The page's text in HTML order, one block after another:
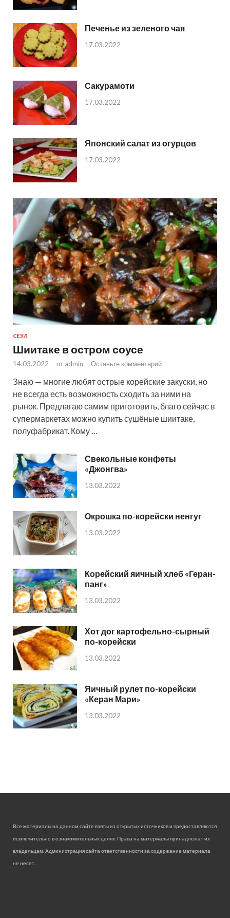
Печенье из зеленого чая
17.03.2022
Сакурамоти
17.03.2022
Японский салат из огурцов
17.03.2022
СЕУЛ
Шиитаке в остром соусе
14.03.2022 - от admin - Оставьте комментарий
Знаю — многие любят острые корейские закуски, но
не всегда есть возможность сходить за ними на
рынок. Предлагаю самим приготовить, благо сейчас в
супермаркетах можно купить сушёные шиитаке,
полуфабрикат. Кому …
Свекольные конфеты
«Джонгва»
13.03.2022
Окрошка по-корейски ненгуг
13.03.2022
Корейский яичный хлеб «Геран-
панг»
13.03.2022
Хот дог картофельно-сырный
по-корейски
13.03.2022
Яичный рулет по-корейски
«Керан Мари»
13.03.2022
Все материалы на данном сайте взяты из открытых источников и предоставляются
исключительно в ознакомительных целях. Права на материалы принадлежат их
владельцам. Администрация сайта ответственности за содержание материала
не несет.